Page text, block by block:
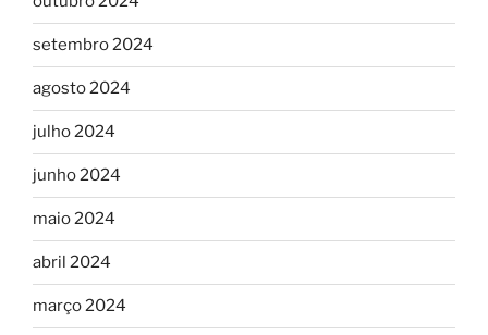
setembro 2024
agosto 2024
julho 2024
junho 2024
maio 2024
abril 2024
março 2024